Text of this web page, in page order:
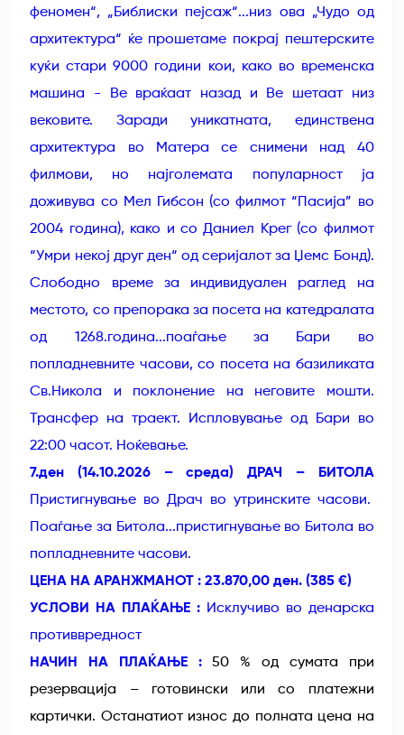
феномен“, „Библиски пејсаж“...низ ова „Чудо од
архитектура“ ќе прошетаме покрај пештерските
куќи стари 9000 години кои, како во временска
машина - Ве враќаат назад и Ве шетаат низ
вековите. Заради уникатната, единствена
архитектура во Матера се снимени над 40
филмови, но најголемата популарност ја
доживува со Мел Гибсон (со филмот “Пасија” во
2004 година), како и со Даниел Крег (со филмот
“Умри некој друг ден“ од серијалот за Џемс Бонд).
Слободно време за индивидуален раглед на
местото, со препорака за посета на катедралата
од 1268.година...поаѓање за Бари во
попладневните часови, со посета на базиликата
Св.Никола и поклонение на неговите мошти.
Трансфер на траект. Испловување од Бари во
22:00 часот. Ноќевање.
7.ден (14.10.2026 – среда) ДРАЧ – БИТОЛА
Пристигнување во Драч во утринските часови.
Поаѓање за Битола...пристигнување во Битола во
попладневните часови.
ЦЕНА НА АРАНЖМАНОТ : 23.870,00 ден. (385 €)
УСЛОВИ НА ПЛАЌАЊЕ : Исклучиво во денарска
противвредност
НАЧИН НА ПЛАЌАЊЕ :50 % од сумата при
резервација – готовински или со платежни
картички. Останатиот износ до полната цена на